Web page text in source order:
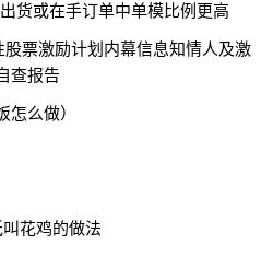
货或在手订单中单模比例更高
票激励计划内幕信息知情人及激
查报告
怎么做）
花鸡的做法